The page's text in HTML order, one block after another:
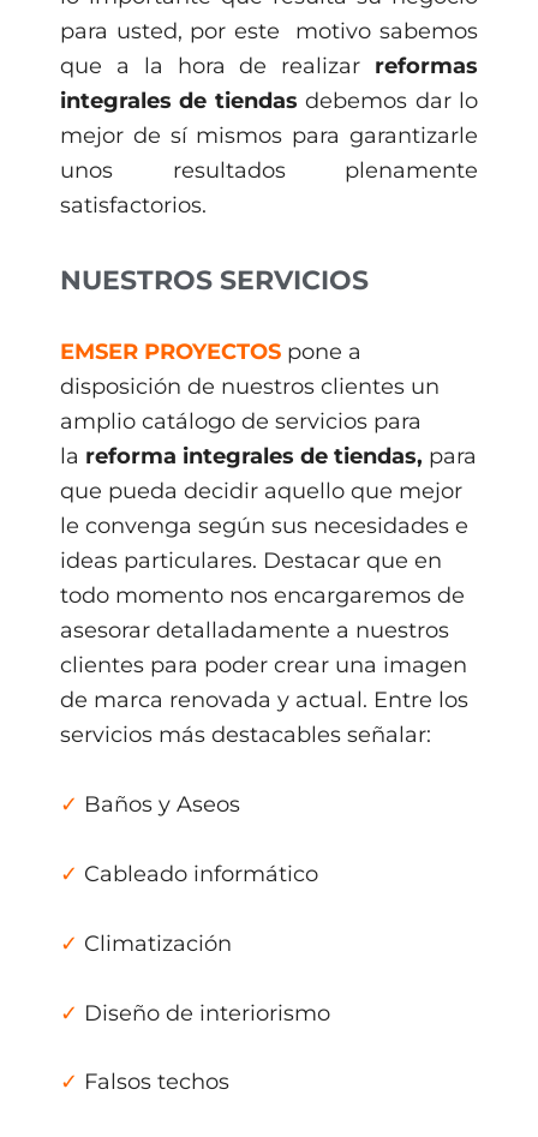
para usted, por este motivo sabemos
que a la hora de realizar reformas
integrales de tiendas debemos dar lo
mejor de sí mismos para garantizarle
unos resultados plenamente
satisfactorios.
NUESTROS SERVICIOS
EMSER PROYECTOS pone a
disposición de nuestros clientes un
amplio catálogo de servicios para
la reforma integrales de tiendas, para
que pueda decidir aquello que mejor
le convenga según sus necesidades e
ideas particulares. Destacar que en
todo momento nos encargaremos de
asesorar detalladamente a nuestros
clientes para poder crear una imagen
de marca renovada y actual. Entre los
servicios más destacables señalar:
✓ Baños y Aseos
✓ Cableado informático
✓ Climatización
✓ Diseño de interiorismo
✓ Falsos techos